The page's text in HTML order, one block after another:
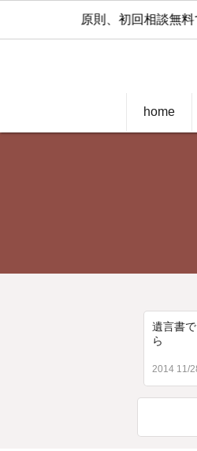
home
原則、初回相談無料
遺言書
ら
2014 11/